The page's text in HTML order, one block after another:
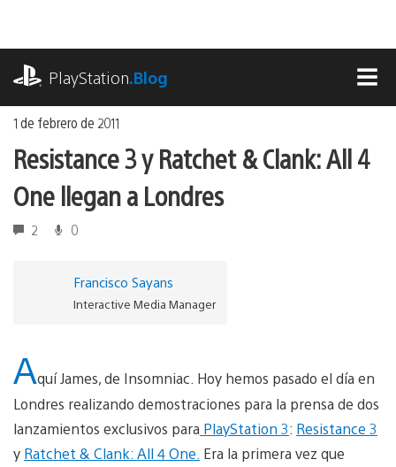
contenido
PlayStation.Blog
1 de febrero de 2011
Resistance 3 y Ratchet & Clank: All 4
One llegan a Londres
2 0
Francisco Sayans
Interactive Media Manager
Aquí James, de Insomniac. Hoy hemos pasado el día en
Londres realizando demostraciones para la prensa de dos
lanzamientos exclusivos para PlayStation 3: Resistance 3
y Ratchet & Clank: All 4 One. Era la primera vez que